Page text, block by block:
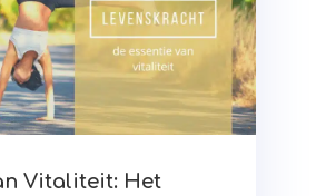
Vitaliteit: Het